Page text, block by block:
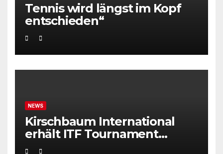
Tennis wird längst im Kopf
entschieden“
NEWS
Kirschbaum International
erhält ITF Tournament
Recognition Award 2025